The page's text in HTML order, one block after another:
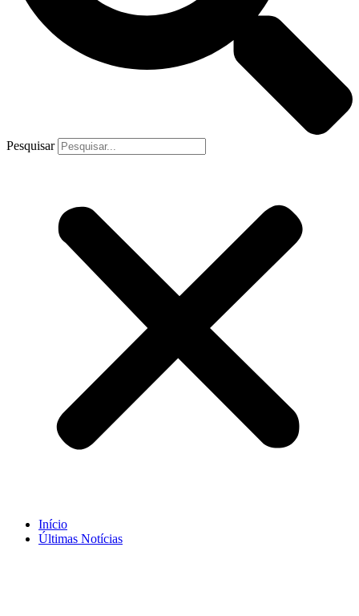
Pesquisar
Início
Últimas Notícias